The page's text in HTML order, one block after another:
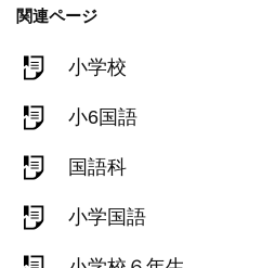
関連ページ
小学校
小6国語
国語科
小学国語